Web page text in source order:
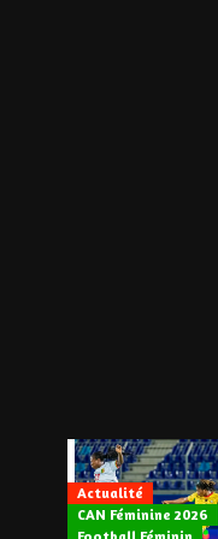
Actualité
CAN Féminine 2026